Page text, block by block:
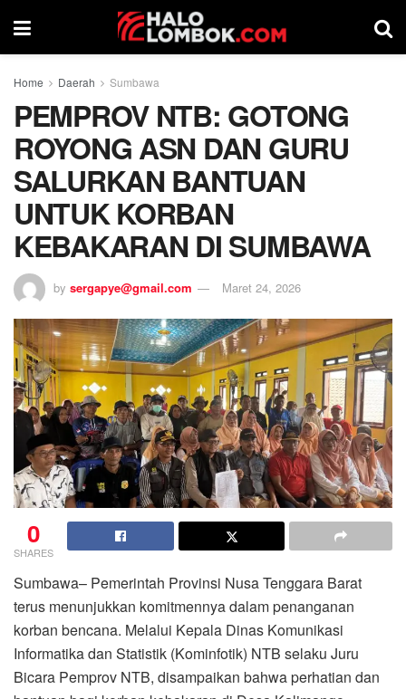
Home Daerah Sumbawa
PEMPROV NTB: GOTONG
ROYONG ASN DAN GURU
SALURKAN BANTUAN
UNTUK KORBAN
KEBAKARAN DI SUMBAWA
by sergapye@gmail.com Maret 24, 2026
0
SHARES
Sumbawa– Pemerintah Provinsi Nusa Tenggara Barat
terus menunjukkan komitmennya dalam penanganan
korban bencana. Melalui Kepala Dinas Komunikasi
Informatika dan Statistik (Kominfotik) NTB selaku Juru
Bicara Pemprov NTB, disampaikan bahwa perhatian dan